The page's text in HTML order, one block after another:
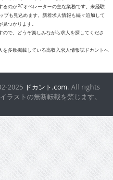
多数掲載している高収入求人情報誌ドカントへ
2025ドカント.com. All rights
ストの無断転載を禁じます。